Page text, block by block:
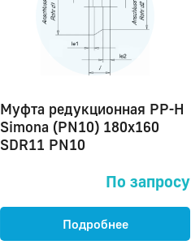
Муфта редукционная PP-H
Simona (PN10) 180x160
SDR11 PN10
По запросу
Подробнее